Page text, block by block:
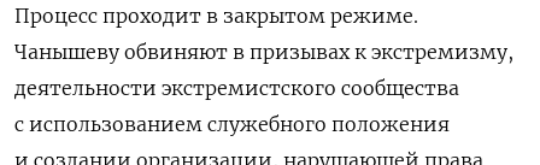
Процесс проходит в закрытом режиме.
Чанышеву обвиняют в призывах к экстремизму,
деятельности экстремистского сообщества
с использованием служебного положения
и создании организации, нарушающей права